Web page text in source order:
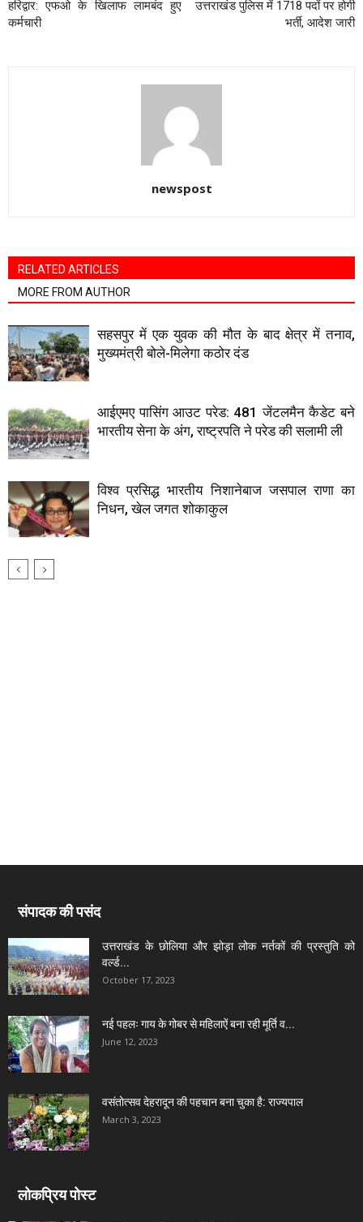
हरिद्वार: एफओ के खिलाफ लामबंद हुए
कर्मचारी
उत्तराखंड पुलिस में 1718 पदों पर होगी
भर्ती, आदेश जारी
newspost
RELATED ARTICLES
MORE FROM AUTHOR
सहसपुर में एक युवक की मौत के बाद क्षेत्र में तनाव,
मुख्यमंत्री बोले-मिलेगा कठोर दंड
आईएमए पासिंग आउट परेड: 481 जेंटलमैन कैडेट बने
भारतीय सेना के अंग, राष्ट्रपति ने परेड की सलामी ली
विश्व प्रसिद्ध भारतीय निशानेबाज जसपाल राणा का
निधन, खेल जगत शोकाकुल
संपादक की पसंद
उत्तराखंड के छोलिया और झोड़ा लोक नर्तकों की प्रस्तुति को
वर्ल्ड...
October 17, 2023
नई पहलः गाय के गोबर से महिलाऐं बना रही मूर्ति व...
June 12, 2023
वसंतोत्सव देहरादून की पहचान बना चुका है: राज्यपाल
March 3, 2023
लोकप्रिय पोस्ट